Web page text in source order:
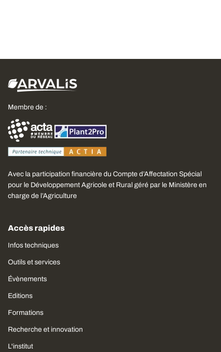
Membre de :
Avec la participation financière du Compte d’Affectation Spécial
pour le Développement Agricole et Rural géré par le Ministère en
charge de l’Agriculture
Accès rapides
Infos techniques
Outils et services
Évènements
Editions
Formations
Recherche et innovation
L'institut